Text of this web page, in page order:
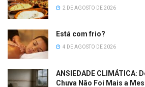
2 DE AGOSTO DE 2026
Está com frio?
4 DE AGOSTO DE 2026
ANSIEDADE CLIMÁTICA:
Chuva Não Foi Mais a